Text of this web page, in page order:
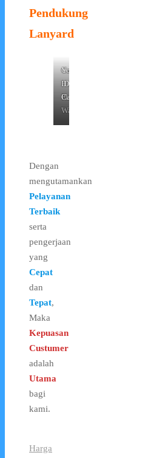
Pendukung
Lanyard
Card
Holder
Karet
Transparant
Card
Holder
Plastik
Warna
Yoyo
ID
Card
Dengan
mengutamankan
Pelayanan
Terbaik
serta
pengerjaan
yang
Cepat
dan
Tepat,
Maka
Kepuasan
Custumer
adalah
Utama
bagi
kami.
Harga